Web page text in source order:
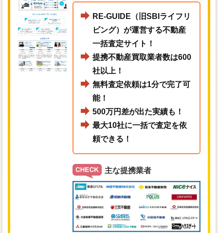
RE-GUIDE（旧SBIライフリ
ビング）が運営する不動産
一括査定サイト！
提携不動産買取業者数は600
社以上！
無料査定依頼は1分で完了可
能！
500万円差が出た実績も！
最大10社に一括で査定を依
頼できる！
主な提携業者